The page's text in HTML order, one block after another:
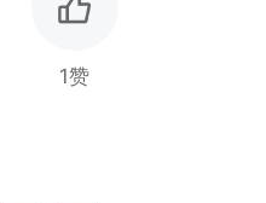
1赞